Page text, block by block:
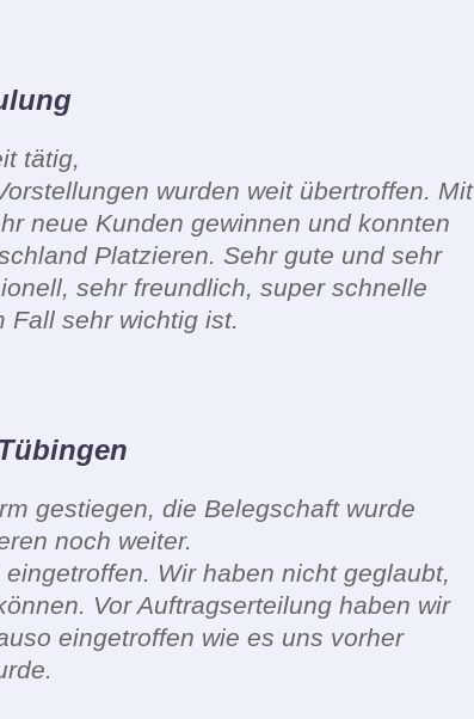
tätig,
wurden weit übertroffen. Mit
neue Kunden gewinnen und konnten
Platzieren. Sehr gute und sehr
sehr freundlich, super schnelle
Fall sehr wichtig ist.
gestiegen, die Belegschaft wurde
noch weiter.
Wir haben nicht geglaubt,
Vor Auftragserteilung haben wir
eingetroffen wie es uns vorher